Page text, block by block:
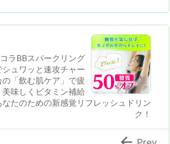
ラBBスパークリング
シュワッと速攻チャー
「飲む肌ケア」で疲
味しくビタミン補給
たのための新感覚リフレッシュドリン
ク！